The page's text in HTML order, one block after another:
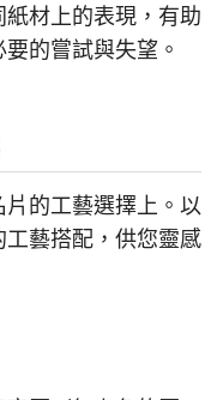
材上的表現，有助
要的嘗試與失望。
的工藝選擇上。以
藝搭配，供您靈感